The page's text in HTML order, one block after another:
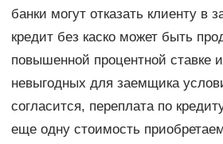
банки могут отказать клиенту в
кредит без каско может быть
повышенной процентной ставке
невыгодных для заемщика
согласится, переплата по
еще одну стоимость